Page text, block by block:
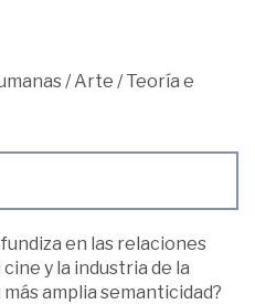
/Arte /Teoría e
en las relaciones
y la industria de la
amplia semanticidad?